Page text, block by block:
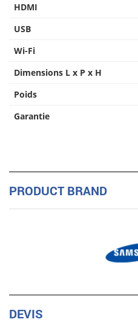
HDMI
USB
Wi-Fi
Dimensions L x P x H
Poids
Garantie
PRODUCT BRAND
DEVIS